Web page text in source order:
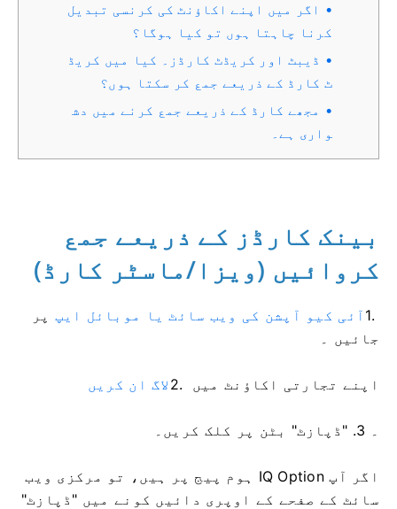
اگر میں اپنے اکاؤنٹ کی کرنسی تبدیل
کرنا چاہتا ہوں تو کیا ہوگا؟
ڈیبٹ اور کریڈٹ کارڈز۔ کیا میں کریڈ
ٹ کارڈ کے ذریعے جمع کر سکتا ہوں؟
مجھے کارڈ کے ذریعے جمع کرنے میں دش
واری ہے۔
بینک کارڈز کے ذریعے جمع
کروائیں (ویزا/ماسٹر کارڈ)
1. آئی کیو آپشن کی ویب سائٹ یا موبائل ایپ پر
جائیں ۔
2. اپنے تجارتی اکاؤنٹ میں لاگ ان کریں
۔ 3. "ڈپازٹ" بٹن پر کلک کریں۔
اگر آپ IQ Option ہوم پیج پر ہیں، تو مرکزی ویب
سائٹ کے صفحے کے اوپری دائیں کونے میں "ڈپازٹ"